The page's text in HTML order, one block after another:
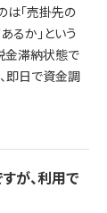
は「売掛先の
るか」という
金滞納状態で
即日で資金調
が、利用で